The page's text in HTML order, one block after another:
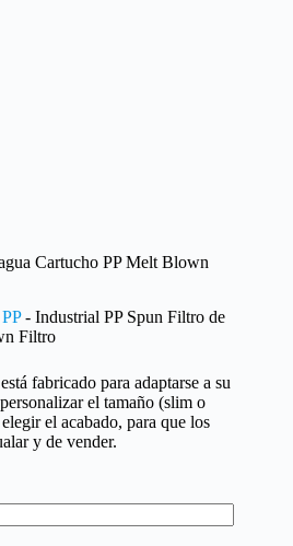
Cartucho PP Melt Blown
- Industrial PP Spun Filtro de
Filtro
fabricado para adaptarse a su
el tamaño (slim o
el acabado, para que los
y de vender.